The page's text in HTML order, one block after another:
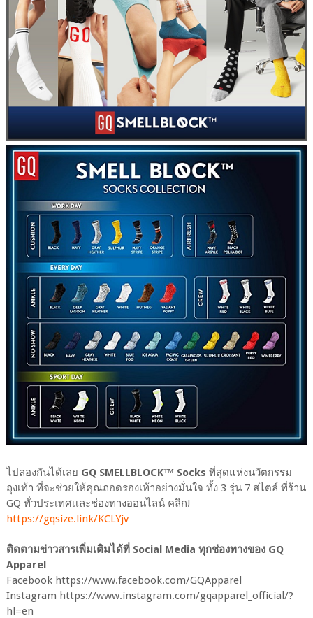
ไปลองกันได้เลย GQ SMELLBLOCK™ Socks ที่สุดแห่งนวัตกรรม
ถุงเท้า ที่จะช่วยให้คุณถอดรองเท้าอย่างมั่นใจ ทั้ง 3 รุ่น 7 สไตล์ ที่ร้าน
GQ ทั่วประเทศเเละช่องทางออนไลน์ คลิก!
https://gqsize.link/KCLYjv
ติดตามข่าวสารเพิ่มเติมได้ที่ Social Media ทุกช่องทางของ GQ
Apparel
Facebook https://www.facebook.com/GQApparel
Instagram https://www.instagram.com/gqapparel_official/?
hl=en